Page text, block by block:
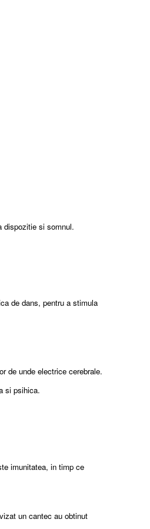
dispozitie si somnul.
de dans, pentru a stimula
de unde electrice cerebrale.
si psihica.
imunitatea, in timp ce
un cantec au obtinut